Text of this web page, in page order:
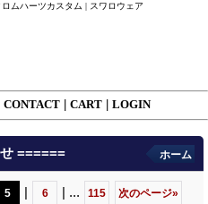
ムハーツカスタム | スワロウェア
CONTACT CART LOGIN
====== ホーム
5 | 6 | ... 115 次のページ»